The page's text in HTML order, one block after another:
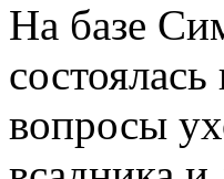
На базе
вопросы